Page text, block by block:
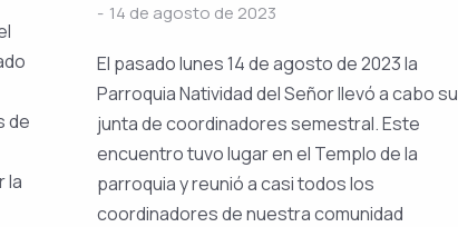
de
la
14 de agosto de 2023
El pasado lunes 14 de agosto de 2023 la
Parroquia Natividad del Señor llevó a cabo su
junta de coordinadores semestral. Este
encuentro tuvo lugar en el Templo de la
parroquia y reunió a casi todos los
coordinadores de nuestra comunidad